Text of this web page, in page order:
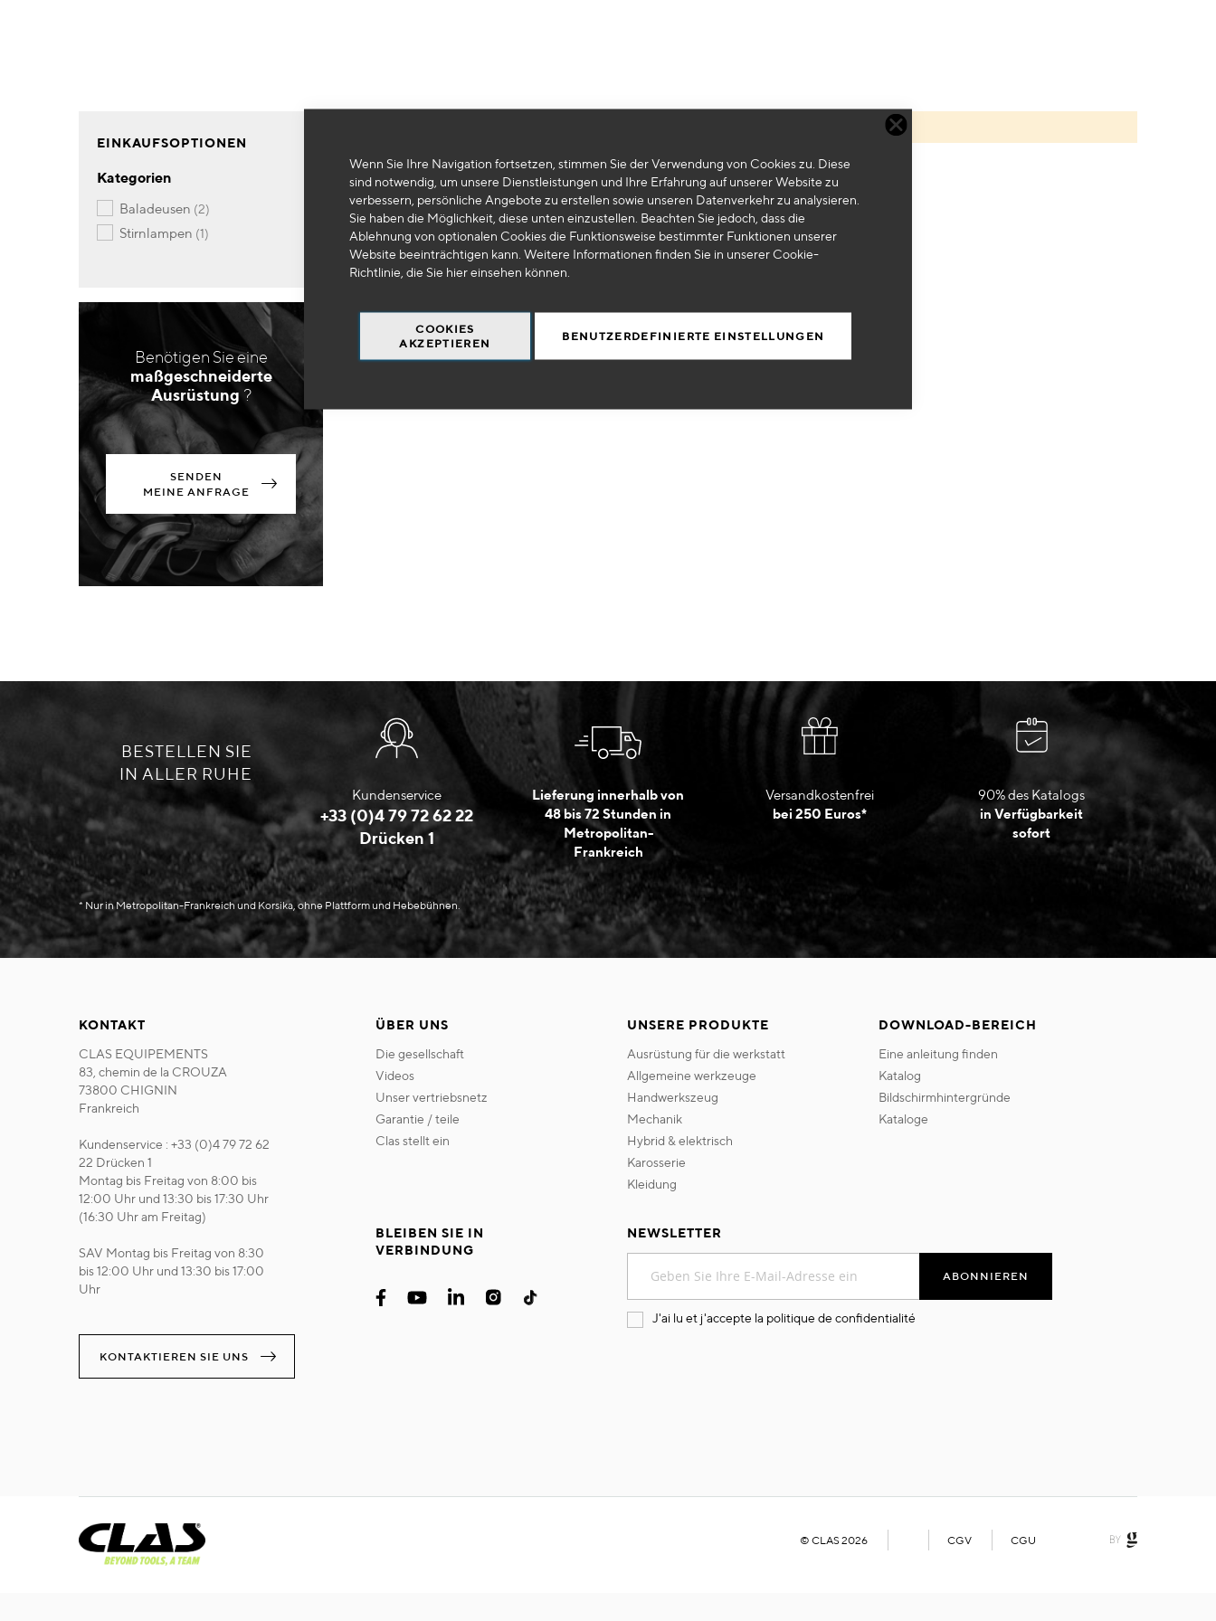
Wenn Sie Ihre Navigation fortsetzen, stimmen Sie der Verwendung von Cookies zu. Diese
sind notwendig, um unsere Dienstleistungen und Ihre Erfahrung auf unserer Website zu
verbessern, persönliche Angebote zu erstellen sowie unseren Datenverkehr zu analysieren.
Sie haben die Möglichkeit, diese unten einzustellen. Beachten Sie jedoch, dass die
Ablehnung von optionalen Cookies die Funktionsweise bestimmter Funktionen unserer
Website beeinträchtigen kann. Weitere Informationen finden Sie in unserer Cookie-
Richtlinie, die Sie hiereinsehen können.
COOKIES
AKZEPTIEREN
BENUTZERDEFINIERTE EINSTELLUNGEN
EINKAUFSOPTIONEN
Kategorien
baladeusen 2Artikel
stirnlampen 1Artikel
Benötigen Sie eine
maßgeschneiderte
Ausrüstung ?
SENDEN
MEINE ANFRAGE
BESTELLEN SIE
IN ALLER RUHE
Kundenservice
+33 (0)4 79 72 62 22
Drücken 1
Lieferung innerhalb von
48 bis 72 Stunden in
Metropolitan-
Frankreich
Versandkostenfrei
bei 250 Euros*
90% des Katalogs
in Verfügbarkeit
sofort
* Nur in Metropolitan-Frankreich und Korsika, ohne Plattform und Hebebühnen.
KONTAKT
CLAS EQUIPEMENTS
83, chemin de la CROUZA
73800 CHIGNIN
Frankreich
Kundenservice : +33 (0)4 79 72 62
22 Drücken 1
Montag bis Freitag von 8:00 bis
12:00 Uhr und 13:30 bis 17:30 Uhr
(16:30 Uhr am Freitag)
SAV Montag bis Freitag von 8:30
bis 12:00 Uhr und 13:30 bis 17:00
Uhr
KONTAKTIEREN SIE UNS
ÜBER UNS
die gesellschaft
videos
unser vertriebsnetz
garantie / teile
clas stellt ein
UNSERE PRODUKTE
ausrüstung für die werkstatt
allgemeine werkzeuge
handwerkszeug
mechanik
hybrid & elektrisch
karosserie
kleidung
DOWNLOAD-BEREICH
eine anleitung finden
katalog
bildschirmhintergründe
kataloge
BLEIBEN SIE IN
VERBINDUNG
NEWSLETTER
sich
für
ABONNIEREN
J'ai lu et j'accepte la politique de confidentialité
© CLAS 2026 CGV CGU